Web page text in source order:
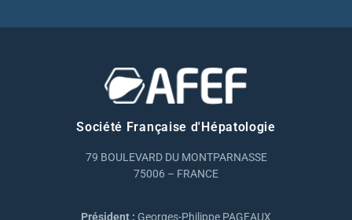
Société Française d'Hépatologie
79 BOULEVARD DU MONTPARNASSE
75006 – FRANCE
Président : Georges-Philippe PAGEAUX